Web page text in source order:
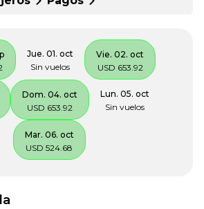
Jue. 01. oct
Sin vuelos
Vie. 02. oct
USD 653.92
Dom. 04. oct
USD 653.92
Lun. 05. oct
Sin vuelos
Mar. 06. oct
USD 524.68